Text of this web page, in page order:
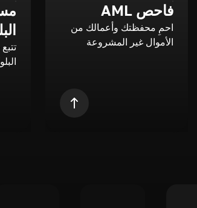
فاحص AML
احمِ محفظتك وأعمالك من
الأموال غير المشروعة